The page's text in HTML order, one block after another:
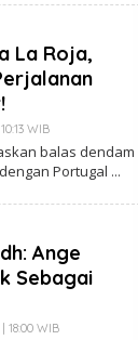
La Roja,
WIBO
E
H
V
O
balas dendam
Portugal
Ange
Sebagai
18:00 WIBO